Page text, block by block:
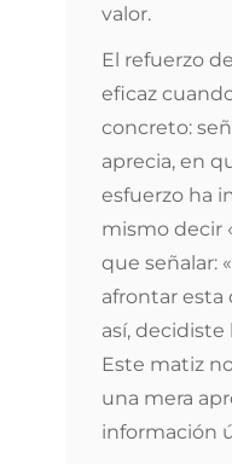
valor.
El refuerzo
eficaz
concreto:
aprecia, en
esfuerzo ha
mismo decir
que señalar:
afrontar esta
así, decidiste
Este matiz
una mera
información